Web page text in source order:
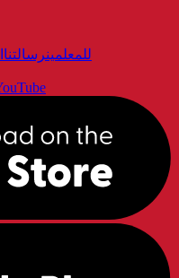
للمعلمينرسالتنا